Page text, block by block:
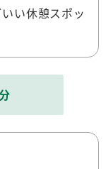
い休憩スポッ